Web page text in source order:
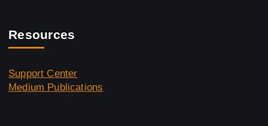
Resources
Support Center
Medium Publications